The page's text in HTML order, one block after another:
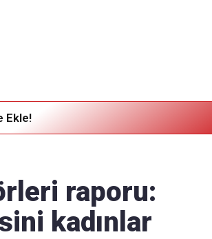
Ekle!
raporu:
kadınlar